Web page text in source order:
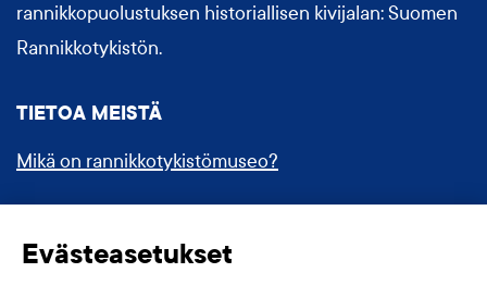
rannikkopuolustuksen historiallisen kivijalan: Suomen
Rannikkotykistön.
TIETOA MEISTÄ
Mikä on rannikkotykistömuseo?
Evästekäytännöt
Evästeasetukset